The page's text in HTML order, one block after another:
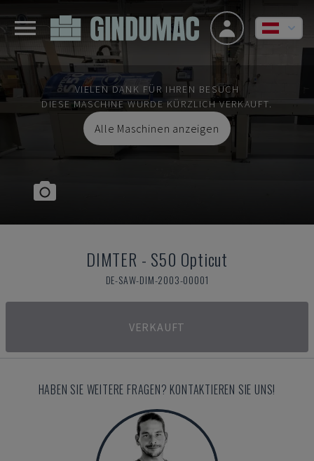
VIELEN DANK FÜR IHREN BESUCH
DIESE MASCHINE WURDE KÜRZLICH VERKAUFT.
Alle Maschinen anzeigen
DIMTER - S50 Opticut
DE-SAW-DIM-2003-00001
VERKAUFT
HABEN SIE WEITERE FRAGEN? KONTAKTIEREN SIE UNS!